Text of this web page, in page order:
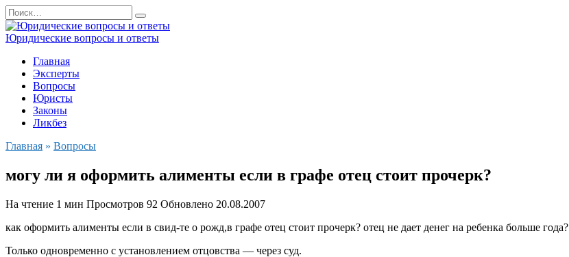
Перейти
к
содержанию
Search
for:
Юридические вопросы и ответы
Главная
Эксперты
Вопросы
Юристы
Законы
Ликбез
Главная » Вопросы
могу ли я оформить алименты если в графе отец стоит прочерк?
На чтение 1 мин Просмотров 92 Обновлено 20.08.2007
как оформить алименты если в свид-те о рожд,в графе отец стоит прочерк? отец не дает денег на ребенка больше года?
Только одновременно с установлением отцовства — через суд.